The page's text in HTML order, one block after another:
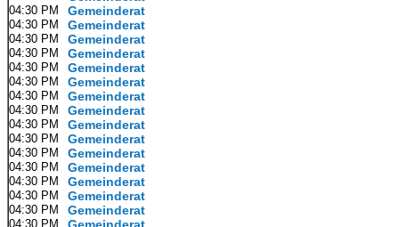
04:30 PM Gemeinderat
04:30 PM Gemeinderat
04:30 PM Gemeinderat
04:30 PM Gemeinderat
04:30 PM Gemeinderat
04:30 PM Gemeinderat
04:30 PM Gemeinderat
04:30 PM Gemeinderat
04:30 PM Gemeinderat
04:30 PM Gemeinderat
04:30 PM Gemeinderat
04:30 PM Gemeinderat
04:30 PM Gemeinderat
04:30 PM Gemeinderat
04:30 PM Gemeinderat
04:30 PM